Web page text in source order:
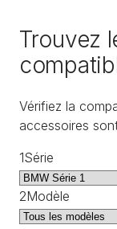
Trouvez
Vérifiez la
accessoires
1Série
2Modèle